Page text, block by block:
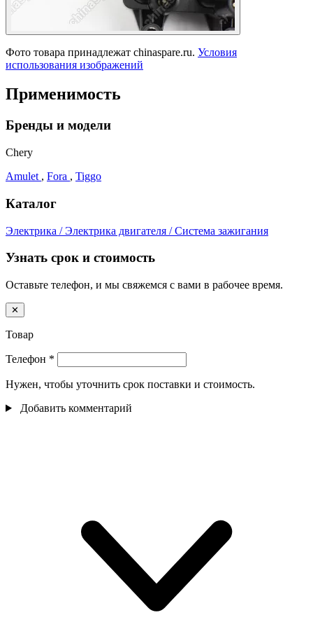
Фото товара принадлежат chinaspare.ru. Условия
использования изображений
Применимость
Бренды и модели
Chery
Amulet , Fora , Tiggo
Каталог
Электрика / Электрика двигателя / Система зажигания
Узнать срок и стоимость
Оставьте телефон, и мы свяжемся с вами в рабочее время.
✕
Товар
Телефон *
Нужен, чтобы уточнить срок поставки и стоимость.
Добавить комментарий